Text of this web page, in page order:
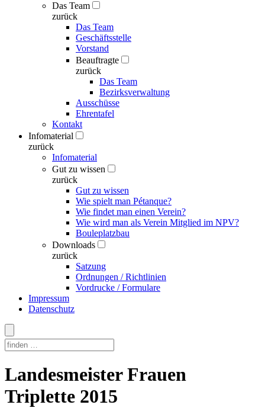
Das Team
zurück
Das Team
Geschäftsstelle
Vorstand
Beauftragte
zurück
Das Team
Bezirksverwaltung
Ausschüsse
Ehrentafel
Kontakt
Infomaterial
zurück
Infomaterial
Gut zu wissen
zurück
Gut zu wissen
Wie spielt man Pétanque?
Wie findet man einen Verein?
Wie wird man als Verein Mitglied im NPV?
Bouleplatzbau
Downloads
zurück
Satzung
Ordnungen / Richtlinien
Vordrucke / Formulare
Impressum
Datenschutz
Skip
to
content
Landesmeister Frauen
Triplette 2015